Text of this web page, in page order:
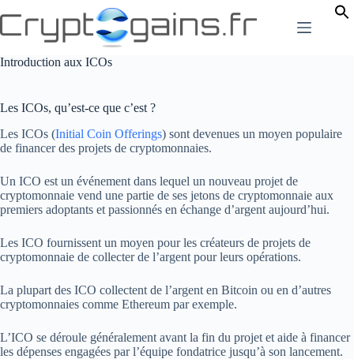
au
contenu
Introduction aux ICOs
Les ICOs, qu’est-ce que c’est ?
Les ICOs (Initial Coin Offerings) sont devenues un moyen populaire
de financer des projets de cryptomonnaies.
Un ICO est un événement dans lequel un nouveau projet de
cryptomonnaie vend une partie de ses jetons de cryptomonnaie aux
premiers adoptants et passionnés en échange d’argent aujourd’hui.
Les ICO fournissent un moyen pour les créateurs de projets de
cryptomonnaie de collecter de l’argent pour leurs opérations.
La plupart des ICO collectent de l’argent en Bitcoin ou en d’autres
cryptomonnaies comme Ethereum par exemple.
L’ICO se déroule généralement avant la fin du projet et aide à financer
les dépenses engagées par l’équipe fondatrice jusqu’à son lancement.